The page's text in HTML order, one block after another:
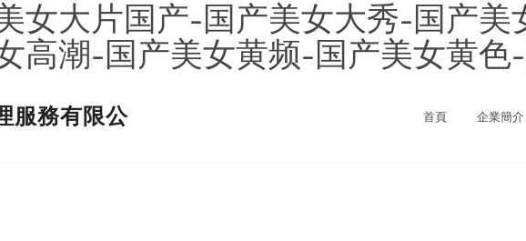
女大片国产-国产美女大秀-国产
高潮-国产美女黄频-国产美女黄色
服務有限公
首頁 企業簡介